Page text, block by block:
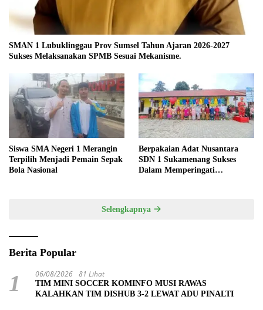
SMAN 1 Lubuklinggau Prov Sumsel Tahun Ajaran 2026-2027
Sukses Melaksanakan SPMB Sesuai Mekanisme.
Siswa SMA Negeri 1 Merangin
Terpilih Menjadi Pemain Sepak
Bola Nasional
Berpakaian Adat Nusantara
SDN 1 Sukamenang Sukses
Dalam Memperingati
Selengkapnya
Berita Popular
1 06/08/2026 81 Lihat
TIM MINI SOCCER KOMINFO MUSI RAWAS
KALAHKAN TIM DISHUB 3-2 LEWAT ADU PINALTI